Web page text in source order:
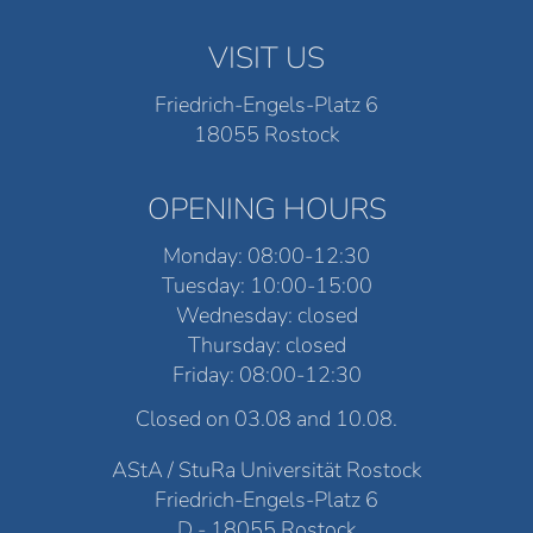
VISIT US
Friedrich-Engels-Platz 6
18055 Rostock
OPENING HOURS
Monday: 08:00-12:30
Tuesday: 10:00-15:00
Wednesday: closed
Thursday: closed
Friday: 08:00-12:30
Closed on 03.08 and 10.08.
AStA / StuRa Universität Rostock
Friedrich-Engels-Platz 6